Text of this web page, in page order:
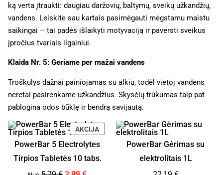
ką verta įtraukti: daugiau daržovių, baltymų, sveikų užkandžių,
vandens. Leiskite sau kartais pasimėgauti mėgstamu maistu
saikingai – tai padės išlaikyti motyvaciją ir paversti sveikus
įpročius tvariais ilgainiui.
Klaida Nr. 5: Geriame per mažai vandens
Troškulys dažnai painiojamas su alkiu, todėl vietoj vandens
neretai pasirenkame užkandžius. Skysčių trūkumas taip pat
pablogina odos būklę ir bendrą savijautą.
AKCIJA
PowerBar 5 Electrolytes
Tirpios Tabletės 10 tabs.
PowerBar Gėrimas su
elektrolitais 1L